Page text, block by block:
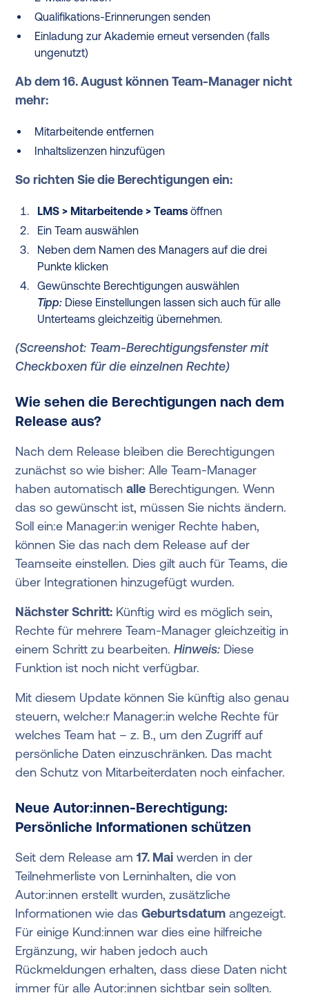
Qualifikations-Erinnerungen senden
Einladung zur Akademie erneut versenden (falls
ungenutzt)
Ab dem 16. August können Team-Manager nicht
mehr:
Mitarbeitende entfernen
Inhaltslizenzen hinzufügen
So richten Sie die Berechtigungen ein:
LMS > Mitarbeitende > Teams öffnen
Ein Team auswählen
Neben dem Namen des Managers auf die drei
Punkte klicken
Gewünschte Berechtigungen auswählen
Tipp: Diese Einstellungen lassen sich auch für alle
Unterteams gleichzeitig übernehmen.
(Screenshot: Team-Berechtigungsfenster mit
Checkboxen für die einzelnen Rechte)
Wie sehen die Berechtigungen nach dem
Release aus?
Nach dem Release bleiben die Berechtigungen
zunächst so wie bisher: Alle Team-Manager
haben automatischalle Berechtigungen. Wenn
das so gewünscht ist, müssen Sie nichts ändern.
Soll ein:e Manager:in weniger Rechte haben,
können Sie das nach dem Release auf der
Teamseite einstellen. Dies gilt auch für Teams, die
über Integrationen hinzugefügt wurden.
Nächster Schritt: Künftig wird es möglich sein,
Rechte für mehrere Team-Manager gleichzeitig in
einem Schritt zu bearbeiten.Hinweis: Diese
Funktion ist noch nicht verfügbar.
Mit diesem Update können Sie künftig also genau
steuern, welche:r Manager:in welche Rechte für
welches Team hat – z. B., um den Zugriff auf
persönliche Daten einzuschränken. Das macht
den Schutz von Mitarbeiterdaten noch einfacher.
Neue Autor:innen-Berechtigung:
Persönliche Informationen schützen
Seit dem Release am17. Mai werden in der
Teilnehmerliste von Lerninhalten, die von
Autor:innen erstellt wurden, zusätzliche
Informationen wie dasGeburtsdatum angezeigt.
Für einige Kund:innen war dies eine hilfreiche
Ergänzung, wir haben jedoch auch
Rückmeldungen erhalten, dass diese Daten nicht
immer für alle Autor:innen sichtbar sein sollten.